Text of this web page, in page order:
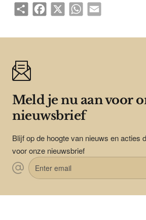
ShareFacebook
X WhatsAppEmail
Meld je nu aan voor
nieuwsbrief
Blijf op de hoogte van nieuws en acties
voor onze nieuwsbrief
Enter
email